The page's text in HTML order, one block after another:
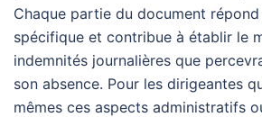
Chaque partie du document
spécifique et contribue à établir le
indemnités journalières que
son absence. Pour les dirigeantes
mêmes ces aspects administratifs